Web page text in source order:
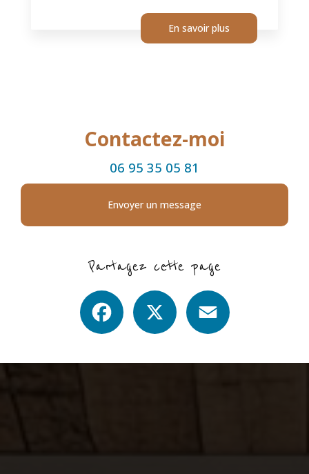
En savoir plus
Contactez-moi
06 95 35 05 81
Envoyer un message
Partagez cette page
Facebook